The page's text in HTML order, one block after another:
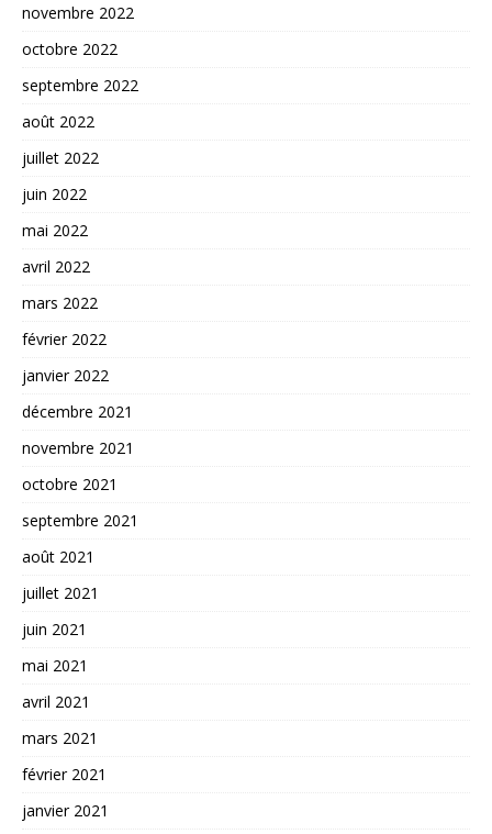
novembre 2022
octobre 2022
septembre 2022
août 2022
juillet 2022
juin 2022
mai 2022
avril 2022
mars 2022
février 2022
janvier 2022
décembre 2021
novembre 2021
octobre 2021
septembre 2021
août 2021
juillet 2021
juin 2021
mai 2021
avril 2021
mars 2021
février 2021
janvier 2021